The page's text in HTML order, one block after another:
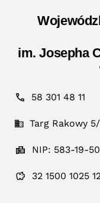
im. Josepha
58 301 48 11
Targ Rakowy
NIP: 583-19-
32 1500 1025